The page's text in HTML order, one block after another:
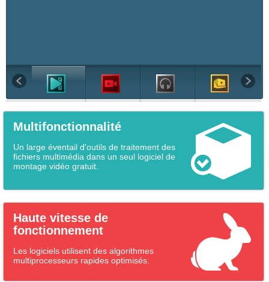
Multifonctionnalité
Un large éventail d'outils de traitement des
fichiers multimédia dans un seul logiciel de
montage vidéo gratuit.
Haute vitesse de
fonctionnement
Les logiciels utilisent des algorithmes
multiprocesseurs rapides optimisés.